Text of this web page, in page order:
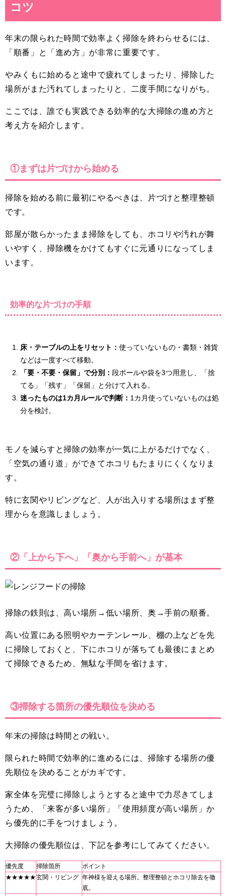
コツ
年末の限られた時間で効率よく掃除を終わらせるには、
「順番」と「進め方」が非常に重要です。
やみくもに始めると途中で疲れてしまったり、掃除した
場所がまた汚れてしまったりと、二度手間になりがち。
ここでは、誰でも実践できる効率的な大掃除の進め方と
考え方を紹介します。
①まずは片づけから始める
掃除を始める前に最初にやるべきは、片づけと整理整頓
です。
部屋が散らかったまま掃除をしても、ホコリや汚れが舞
いやすく、掃除機をかけてもすぐに元通りになってしま
います。
効率的な片づけの手順
床・テーブルの上をリセット： 使っていないもの・書類・雑貨
などは一度すべて移動。
「要・不要・保留」で分別： 段ボールや袋を3つ用意し、「捨
てる」「残す」「保留」と分けて入れる。
迷ったものは1カ月ルールで判断： 1カ月使っていないものは処
分を検討。
モノを減らすと掃除の効率が一気に上がるだけでなく、
「空気の通り道」ができてホコリもたまりにくくなりま
す。
特に玄関やリビングなど、人が出入りする場所はまず整
理からを意識しましょう。
②「上から下へ」「奥から手前へ」が基本
掃除の鉄則は、高い場所→低い場所、奥→手前の順番。
高い位置にある照明やカーテンレール、棚の上などを先
に掃除しておくと、下にホコリが落ちても最後にまとめ
て掃除できるため、無駄な手間を省けます。
③掃除する箇所の優先順位を決める
年末の掃除は時間との戦い。
限られた時間で効率的に進めるには、掃除する場所の優
先順位を決めることがカギです。
家全体を完璧に掃除しようとすると途中で力尽きてしま
うため、「来客が多い場所」「使用頻度が高い場所」か
ら優先的に手をつけましょう。
大掃除の優先順位は、下記を参考にしてみてください。
優先度 掃除箇所
ポイント
★★★★★玄関・リビング 年神様を迎える場所。整理整頓とホコリ除去を徹
底。